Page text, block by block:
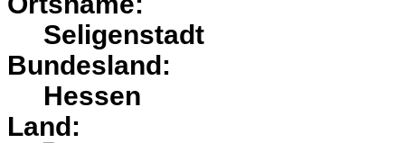
Seligenstadt
Bundesland:
Hessen
Land: